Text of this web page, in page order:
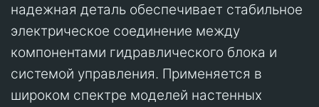
надежная деталь обеспечивает стабильное
электрическое соединение между
компонентами гидравлического блока и
системой управления. Применяется в
широком спектре моделей настенных